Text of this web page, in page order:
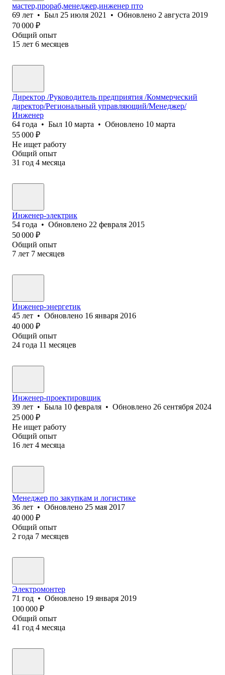
мастер,прораб,менеджер,инженер пто
69 лет • Был 25 июля 2021 • Обновлено 2 августа 2019
70 000 ₽
Общий опыт
15 лет 6 месяцев
Директор /Руководитель предприятия /Коммерческий
директор/Региональный управляющий/Менеджер/
Инженер
64 года • Был 10 марта • Обновлено 10 марта
55 000 ₽
Не ищет работу
Общий опыт
31 год 4 месяца
Инженер-электрик
54 года • Обновлено 22 февраля 2015
50 000 ₽
Общий опыт
7 лет 7 месяцев
Инженер-энергетик
45 лет • Обновлено 16 января 2016
40 000 ₽
Общий опыт
24 года 11 месяцев
Инженер-проектировщик
39 лет • Была 10 февраля • Обновлено 26 сентября 2024
25 000 ₽
Не ищет работу
Общий опыт
16 лет 4 месяца
Менеджер по закупкам и логистике
36 лет • Обновлено 25 мая 2017
40 000 ₽
Общий опыт
2 года 7 месяцев
Электромонтер
71 год • Обновлено 19 января 2019
100 000 ₽
Общий опыт
41 год 4 месяца